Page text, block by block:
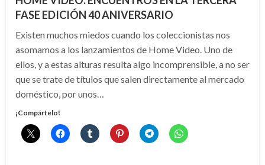
FASE EDICIÓN 40 ANIVERSARIO
Existen muchos miedos cuando los coleccionistas nos
asomamos a los lanzamientos de Home Video. Uno de
ellos, y a estas alturas resulta algo incomprensible, a no ser
que se trate de títulos que salen directamente al mercado
doméstico, por unos…
¡Compártelo!